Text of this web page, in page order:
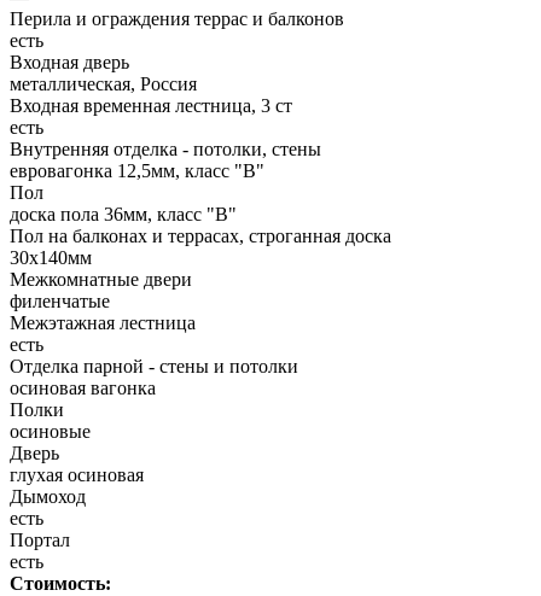
Перила и ограждения террас и балконов
есть
Входная дверь
металлическая, Россия
Входная временная лестница, 3 ст
есть
Внутренняя отделка - потолки, стены
евровагонка 12,5мм, класс "В"
Пол
доска пола 36мм, класс "B"
Пол на балконах и террасах, строганная доска
30x140мм
Межкомнатные двери
филенчатые
Межэтажная лестница
есть
Отделка парной - стены и потолки
осиновая вагонка
Полки
осиновые
Дверь
глухая осиновая
Дымоход
есть
Портал
есть
Стоимость: